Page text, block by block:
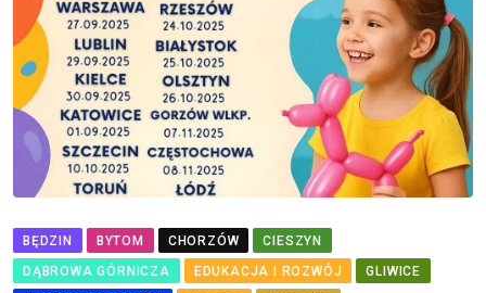
BĘDZIN BYTOM CHORZÓW
CIESZYN
DĄBROWA GÓRNICZA
EDUKACJA I ROZWÓJ
GLIWICE